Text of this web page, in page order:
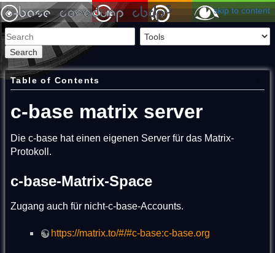
skip to content
Search
Table of Contents
c-base matrix server
Die c-base hat einen eigenen Server für das Matrix-
Protokoll.
c-base-Matrix-Space
Zugang auch für nicht-c-base-Accounts.
https://matrix.to/#/#c-base:c-base.org